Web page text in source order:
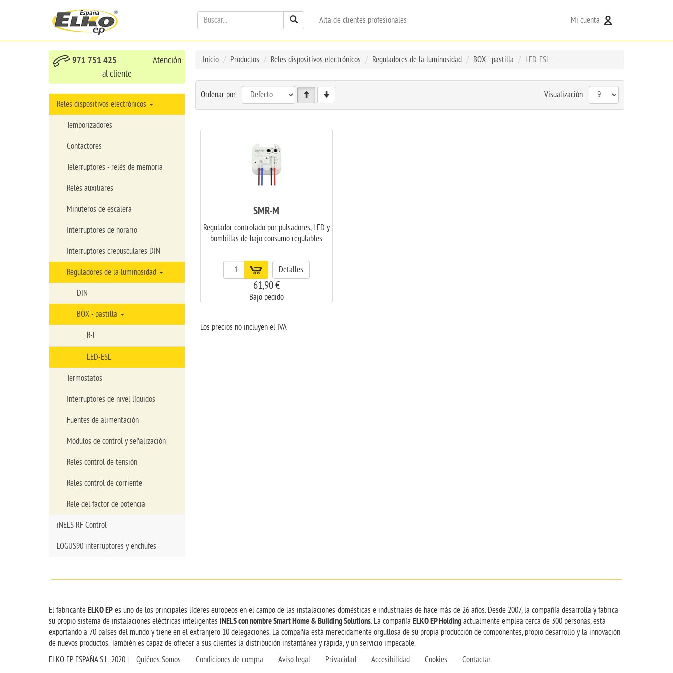
Mi cuenta
Alta de clientes profesionales
971 751 425 Atención
al cliente
Reles dispositivos electrónicos
Temporizadores
Contactores
Telerruptores - relés de memoria
Reles auxiliares
Minuteros de escalera
Interruptores de horario
Interruptores crepusculares DIN
Reguladores de la luminosidad
DIN
BOX - pastilla
R-L
LED-ESL
Termostatos
Interruptores de nivel líquidos
Fuentes de alimentación
Módulos de control y señalización
Reles control de tensión
Reles control de corriente
Rele del factor de potencia
iNELS RF Control
LOGUS90 interruptores y enchufes
Inicio Productos Reles dispositivos electrónicos Reguladores de la luminosidad BOX - pastilla LED-ESL
Ordenar por Visualización
SMR-M
Regulador controlado por pulsadores, LED y
bombillas de bajo consumo regulables
Detalles
61,90 €
Bajo pedido
Los precios no incluyen el IVA
El fabricante ELKO EP es uno de los principales líderes europeos en el campo de las instalaciones domésticas e industriales de hace más de 26 años. Desde 2007, la compañía desarrolla y fabrica
su propio sistema de instalaciones eléctricas inteligentes iNELS con nombre Smart Home & Building Solutions. La compañía ELKO EP Holding actualmente emplea cerca de 300 personas, está
exportando a 70 países del mundo y tiene en el extranjero 10 delegaciones. La compañía está merecidamente orgullosa de su propia producción de componentes, propio desarrollo y la innovación
de nuevos productos. También es capaz de ofrecer a sus clientes la distribución instantánea y rápida, y un servicio impecable.
ELKO EP ESPAÑA S.L. 2020 |
Quiénes Somos Condiciones de compra Aviso legal Privacidad Accesibilidad Cookies Contactar